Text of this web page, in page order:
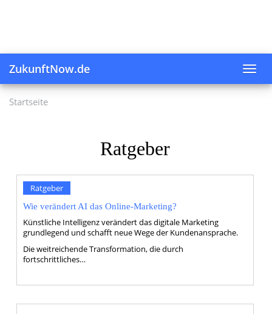
ZukunftNow.de
Startseite
Ratgeber
Ratgeber
Wie verändert AI das Online-Marketing?
Künstliche Intelligenz verändert das digitale Marketing
grundlegend und schafft neue Wege der Kundenansprache.
Die weitreichende Transformation, die durch
fortschrittliches…